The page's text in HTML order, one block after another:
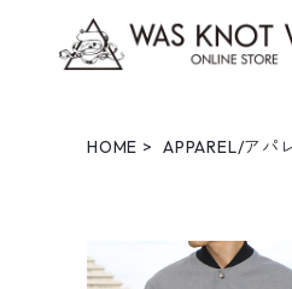
HOME APPAREL/アパ